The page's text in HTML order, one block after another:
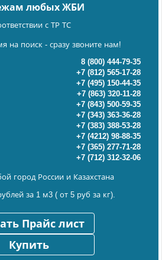
любых ЖБИ
с ТР ТС
на поиск - сразу звоните нам!
8 (800) 444-79-35
+7 (812) 565-17-28
+7 (495) 150-44-35
+7 (863) 320-11-28
+7 (843) 500-59-35
+7 (343) 363-36-28
+7 (383) 388-53-28
+7 (4212) 98-88-35
+7 (365) 277-71-28
+7 (712) 312-32-06
город России и Казахстана
за 1 м3 ( от 5 руб за кг).
Прайс лист
Купить